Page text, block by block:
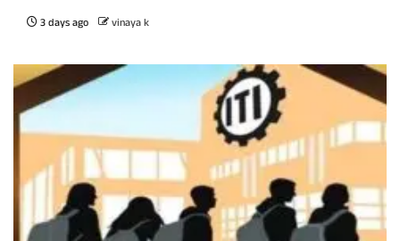
3 days ago vinaya k